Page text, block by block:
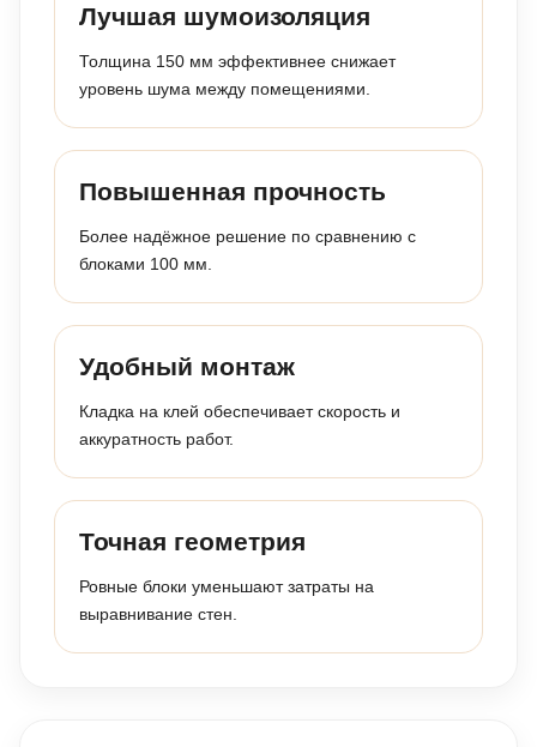
Лучшая шумоизоляция
Толщина 150 мм эффективнее снижает
уровень шума между помещениями.
Повышенная прочность
Более надёжное решение по сравнению с
блоками 100 мм.
Удобный монтаж
Кладка на клей обеспечивает скорость и
аккуратность работ.
Точная геометрия
Ровные блоки уменьшают затраты на
выравнивание стен.